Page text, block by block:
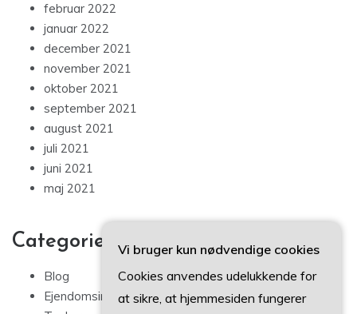
februar 2022
januar 2022
december 2021
november 2021
oktober 2021
september 2021
august 2021
juli 2021
juni 2021
maj 2021
Categories
Blog
Ejendomsinvestering
Vi bruger kun nødvendige cookies
Cookies anvendes udelukkende for
at sikre, at hjemmesiden fungerer